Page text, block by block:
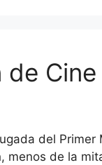
Cine
del Primer
menos de la